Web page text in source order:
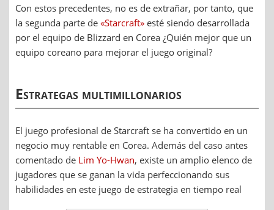
Con estos precedentes, no es de extrañar, por tanto, que
la segunda parte de «Starcraft» esté siendo desarrollada
por el equipo de Blizzard en Corea ¿Quién mejor que un
equipo coreano para mejorar el juego original?
Estrategas multimillonarios
El juego profesional de Starcraft se ha convertido en un
negocio muy rentable en Corea. Además del caso antes
comentado de Lim Yo-Hwan, existe un amplio elenco de
jugadores que se ganan la vida perfeccionando sus
habilidades en este juego de estrategia en tiempo real